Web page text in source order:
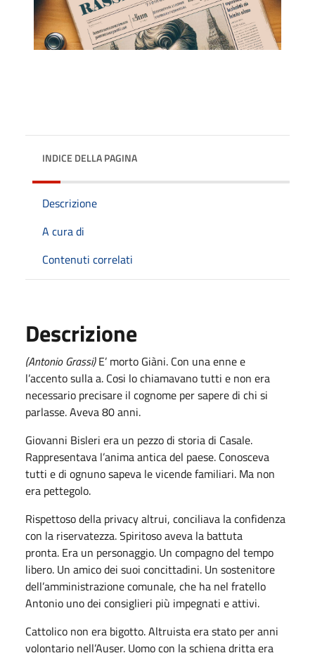
INDICE DELLA PAGINA
Descrizione
A cura di
Contenuti correlati
Descrizione
(Antonio Grassi)E’ morto Giàni. Con una enne e
l’accento sulla a. Cosi lo chiamavano tutti e non era
necessario precisare il cognome per sapere di chi si
parlasse. Aveva 80 anni.
Giovanni Bisleri era un pezzo di storia di Casale.
Rappresentava l’anima antica del paese. Conosceva
tutti e di ognuno sapeva le vicende familiari. Ma non
era pettegolo.
Rispettoso della privacy altrui, conciliava la confidenza
con la riservatezza. Spiritoso aveva la battuta
pronta. Era un personaggio. Un compagno del tempo
libero. Un amico dei suoi concittadini. Un sostenitore
dell’amministrazione comunale, che ha nel fratello
Antonio uno dei consiglieri più impegnati e attivi.
Cattolico non era bigotto. Altruista era stato per anni
volontario nell’Auser. Uomo con la schiena dritta era